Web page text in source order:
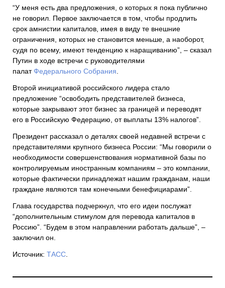
“У меня есть два предложения, о которых я пока публично
не говорил. Первое заключается в том, чтобы продлить
срок амнистии капиталов, имея в виду те внешние
ограничения, которых не становится меньше, а наоборот,
судя по всему, имеют тенденцию к наращиванию”, – сказал
Путин в ходе встречи с руководителями
палатФедерального Собрания
Второй инициативой российского лидера стало
предложение “освободить представителей бизнеса,
которые закрывают этот бизнес за границей и переводят
его в Российскую Федерацию, от выплаты 13% налогов”.
Президент рассказал о деталях своей недавней встречи с
представителями крупного бизнеса России: “Мы говорили о
необходимости совершенствования нормативной базы по
контролируемым иностранным компаниям – это компании,
которые фактически принадлежат нашим гражданам, наши
граждане являются там конечными бенефициарами”.
Глава государства подчеркнул, что его идеи послужат
“дополнительным стимулом для перевода капиталов в
Россию”. “Будем в этом направлении работать дальше”, –
заключил он.
Источник: ТАСС